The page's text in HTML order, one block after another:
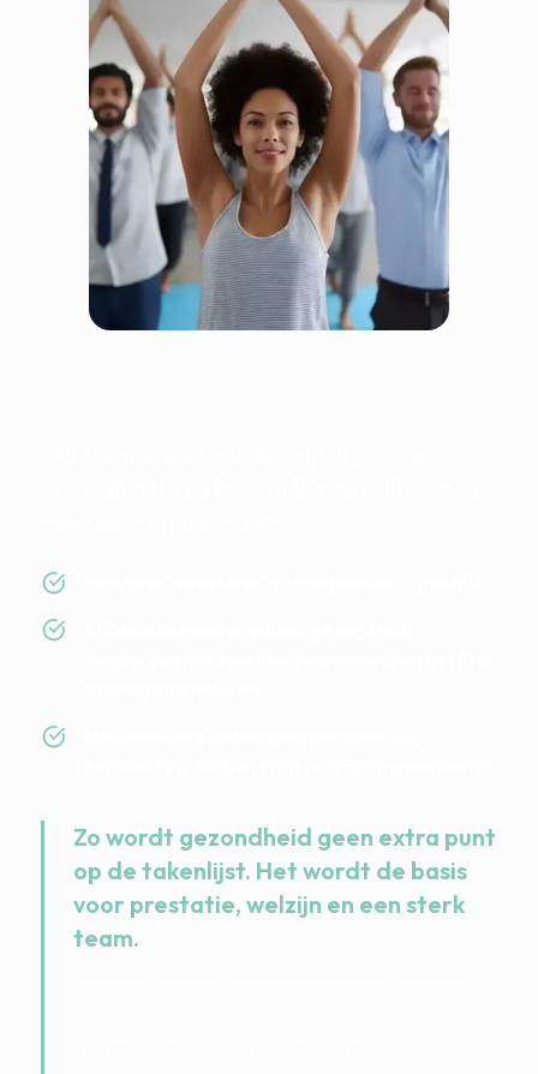
Zo wordt gezondheid geen extra punt
op de takenlijst. Het wordt de basis
voor prestatie, welzijn en een sterk
team.